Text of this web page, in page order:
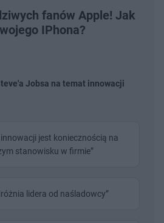
fanów Apple! Jak
IPhona?
Jobsa na temat innowacji
innowacji jest koniecznością na
stanowisku w firmie”
lidera od naśladowcy”